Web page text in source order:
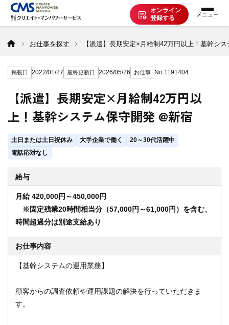
オンライン
登録する
お仕事を探す
派遣で働く
登録の流れ
派遣の知識
企業の方へ
CMSについて
オンライン登録する
お仕事を探す 【派遣】長期安定×月給制42万円以上！基幹シ
掲載日 2022/01/27 最終更新日 2026/05/26 お仕事 No.1191404
【派遣】長期安定×月給制42万円以
上！基幹システム保守開発 @新宿
土日または土日祝休み 大手企業で働く
20～30代活躍中
電話応対なし
給与
月給 420,000円～450,000円
※固定残業20時間相当分（57,000円～61,000円）を含む、
時間超過分は別途支給あり
お仕事内容
【基幹システムの運用業務】
顧客からの調査依頼や運用課題の解決を行っていただきま
す。